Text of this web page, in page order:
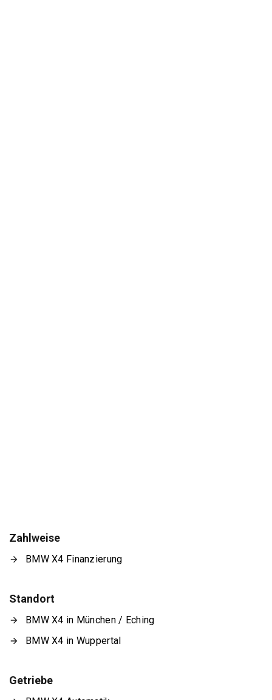
Zahlweise
BMW X4 Finanzierung
Standort
BMW X4 in München / Eching
BMW X4 in Wuppertal
Getriebe